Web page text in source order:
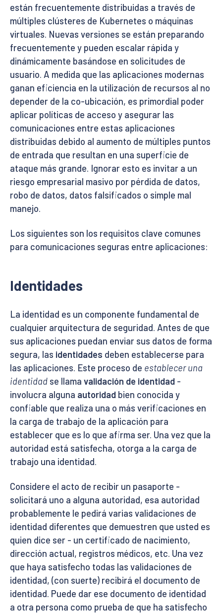
están frecuentemente distribuidas a través de
múltiples clústeres de Kubernetes o máquinas
virtuales. Nuevas versiones se están preparando
frecuentemente y pueden escalar rápida y
dinámicamente basándose en solicitudes de
usuario. A medida que las aplicaciones modernas
ganan eficiencia en la utilización de recursos al no
depender de la co-ubicación, es primordial poder
aplicar políticas de acceso y asegurar las
comunicaciones entre estas aplicaciones
distribuidas debido al aumento de múltiples puntos
de entrada que resultan en una superficie de
ataque más grande. Ignorar esto es invitar a un
riesgo empresarial masivo por pérdida de datos,
robo de datos, datos falsificados o simple mal
manejo.
Los siguientes son los requisitos clave comunes
para comunicaciones seguras entre aplicaciones:
Identidades
La identidad es un componente fundamental de
cualquier arquitectura de seguridad. Antes de que
sus aplicaciones puedan enviar sus datos de forma
segura, las identidades deben establecerse para
las aplicaciones. Este proceso de establecer una
identidad se llama validación de identidad -
involucra alguna autoridad bien conocida y
confiable que realiza una o más verificaciones en
la carga de trabajo de la aplicación para
establecer que es lo que afirma ser. Una vez que la
autoridad está satisfecha, otorga a la carga de
trabajo una identidad.
Considere el acto de recibir un pasaporte -
solicitará uno a alguna autoridad, esa autoridad
probablemente le pedirá varias validaciones de
identidad diferentes que demuestren que usted es
quien dice ser - un certificado de nacimiento,
dirección actual, registros médicos, etc. Una vez
que haya satisfecho todas las validaciones de
identidad, (con suerte) recibirá el documento de
identidad. Puede dar ese documento de identidad
a otra persona como prueba de que ha satisfecho